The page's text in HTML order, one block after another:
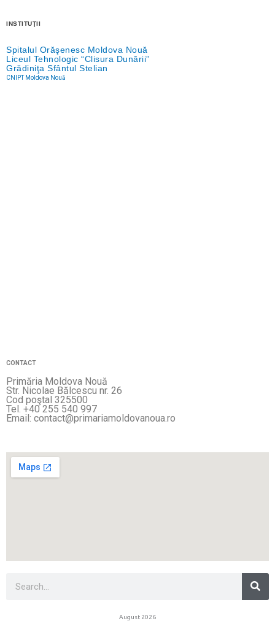
INSTITUŢII
Spitalul Orăşenesc Moldova Nouă
Liceul Tehnologic “Clisura Dunării”
Grădiniţa Sfântul Stelian
CNIPT Moldova Nouă
CONTACT
Primăria Moldova Nouă
Str. Nicolae Bălcescu nr. 26
Cod poştal 325500
Tel. +40 255 540 997
Email: contact@primariamoldovanoua.ro
August 2026